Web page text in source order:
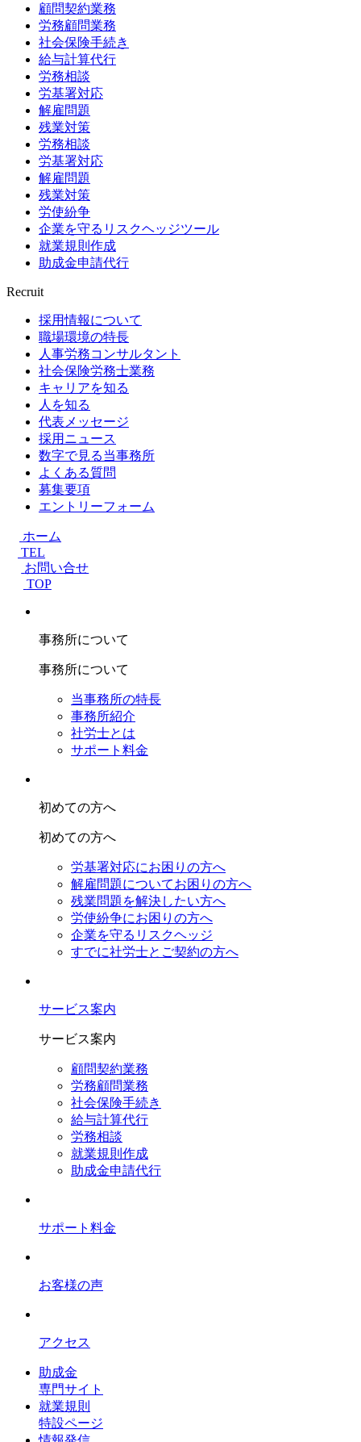
顧問契約業務
労務顧問業務
社会保険手続き
給与計算代行
労務相談
労基署対応
解雇問題
残業対策
労務相談
労基署対応
解雇問題
残業対策
労使紛争
企業を守るリスクヘッジツール
就業規則作成
助成金申請代行
Recruit
採用情報について
職場環境の特長
人事労務コンサルタント
社会保険労務士業務
キャリアを知る
人を知る
代表メッセージ
採用ニュース
数字で見る当事務所
よくある質問
募集要項
エントリーフォーム
ホーム
TEL
お問い合せ
TOP
事務所について
事務所について
当事務所の特長
事務所紹介
社労士とは
サポート料金
初めての方へ
初めての方へ
労基署対応にお困りの方へ
解雇問題についてお困りの方へ
残業問題を解決したい方へ
労使紛争にお困りの方へ
企業を守るリスクヘッジ
すでに社労士とご契約の方へ
サービス案内
サービス案内
顧問契約業務
労務顧問業務
社会保険手続き
給与計算代行
労務相談
就業規則作成
助成金申請代行
サポート料金
お客様の声
アクセス
助成金
専門サイト
就業規則
特設ページ